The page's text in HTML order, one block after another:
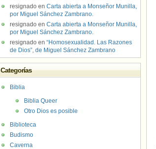
resignado en Carta abierta a Monseñor Munilla,
por Miguel Sánchez Zambrano.
resignado en Carta abierta a Monseñor Munilla,
por Miguel Sánchez Zambrano.
resignado en “Homosexualidad. Las Razones
de Dios”, de Miguel Sánchez Zambrano
Categorías
Biblia
Biblia Queer
Otro Dios es posible
Biblioteca
Budismo
Caverna